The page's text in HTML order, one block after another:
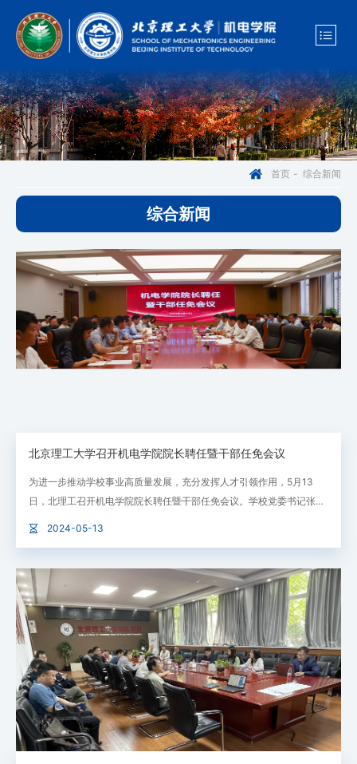
首页 - 综合新闻
综合新闻
北京理工大学召开机电学院院长聘任暨干部任免会议
为进一步推动学校事业高质量发展，充分发挥人才引领作用，5月13
日，北理工召开机电学院院长聘任暨干部任免会议。学校党委书记张军
2024-05-13